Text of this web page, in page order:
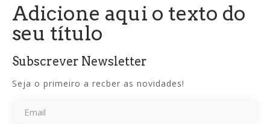
Adicione aqui o texto do
seu título
Subscrever Newsletter
Seja o primeiro a recber as novidades!